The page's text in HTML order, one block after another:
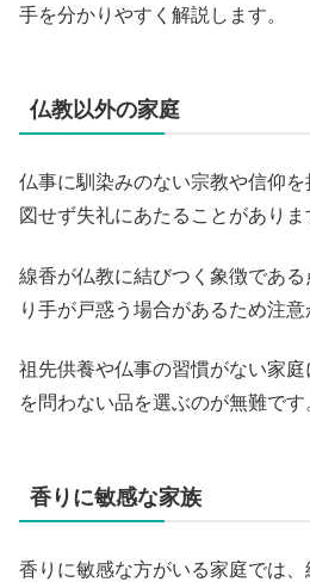
手を分かりやすく解説します。
仏教以外の家庭
仏事に馴染みのない宗教や信仰
図せず失礼にあたることがありま
線香が仏教に結びつく象徴であ
り手が戸惑う場合があるため注意
祖先供養や仏事の習慣がない家
を問わない品を選ぶのが無難です
香りに敏感な家族
香りに敏感な方がいる家庭では